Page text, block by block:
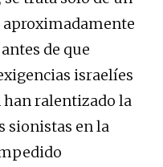
aproximadamente
de que
israelíes
ralentizado la
sionistas en la